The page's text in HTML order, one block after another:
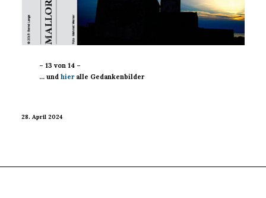
– 13 von 14 –
… undhier alle Gedankenbilder
28. April 2024